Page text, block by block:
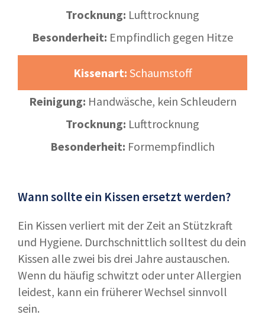
Trocknung: Lufttrocknung
Besonderheit: Empfindlich gegen Hitze
Kissenart: Schaumstoff
Reinigung: Handwäsche, kein Schleudern
Trocknung: Lufttrocknung
Besonderheit: Formempfindlich
Wann sollte ein Kissen ersetzt werden?
Ein Kissen verliert mit der Zeit an Stützkraft
und Hygiene. Durchschnittlich solltest du dein
Kissen alle zwei bis drei Jahre austauschen.
Wenn du häufig schwitzt oder unter Allergien
leidest, kann ein früherer Wechsel sinnvoll
sein.